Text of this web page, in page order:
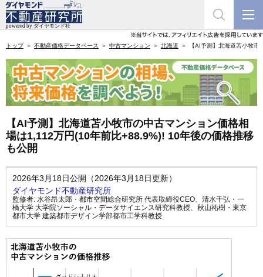
トップ 不動産価格データベース 中古マンション 北海道 【AI予測】北海道苫小牧
【AI予測】北海道苫小牧市の中古マンション価格相
場は1,112万円(10年前比+88.9%)! 10年後の価格推移
も公開
2026年3月18日公開（2026年3月18日更新）
ダイヤモンド不動産研究所
監修者: 水谷昂太郎・都市空間総合研究所 代表取締役CEO、 清水千弘・一
橋大学 大学院ソーシャル・データサイエンス研究科教授、 秋山祐樹・東京
都市大学 建築都市デザイン学部都市工学科教授